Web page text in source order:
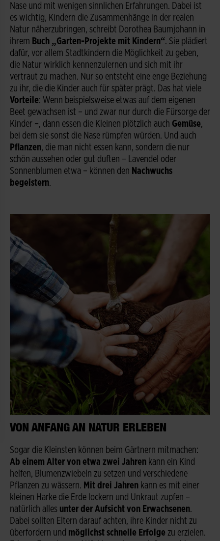
Nase und mit wenigen sinnlichen Erfahrungen. Dabei ist
es wichtig, Kindern die Zusammenhänge in der realen
Natur näherzubringen, schreibt Dorothea Baumjohann in
ihrem Buch „Garten-Projekte mit Kindern“. Sie plädiert
dafür, vor allem Stadtkindern die Möglichkeit zu geben,
die Natur wirklich kennenzulernen und sich mit ihr
vertraut zu machen. Nur so entsteht eine enge Beziehung
zu ihr, die die Kinder auch für später prägt. Das hat viele
Vorteile: Wenn beispielsweise etwas auf dem eigenen
Beet gewachsen ist – und zwar nur durch die Fürsorge der
Kinder –, dann essen die Kleinen plötzlich auch Gemüse,
bei dem sie sonst die Nase rümpfen würden. Und auch
Pflanzen, die man nicht essen kann, sondern die nur
schön aussehen oder gut duften – Lavendel oder
Sonnenblumen etwa – können den Nachwuchs
begeistern.
VON ANFANG AN NATUR ERLEBEN
Sogar die Kleinsten können beim Gärtnern mitmachen:
Ab einem Alter von etwa zwei Jahren kann ein Kind
helfen, Blumenzwiebeln zu setzen und verschiedene
Pflanzen zu wässern. Mit drei Jahren kann es mit einer
kleinen Harke die Erde lockern und Unkraut zupfen –
natürlich alles unter der Aufsicht von Erwachsenen.
Dabei sollten Eltern darauf achten, ihre Kinder nicht zu
überfordern und möglichst schnelle Erfolge zu erzielen.